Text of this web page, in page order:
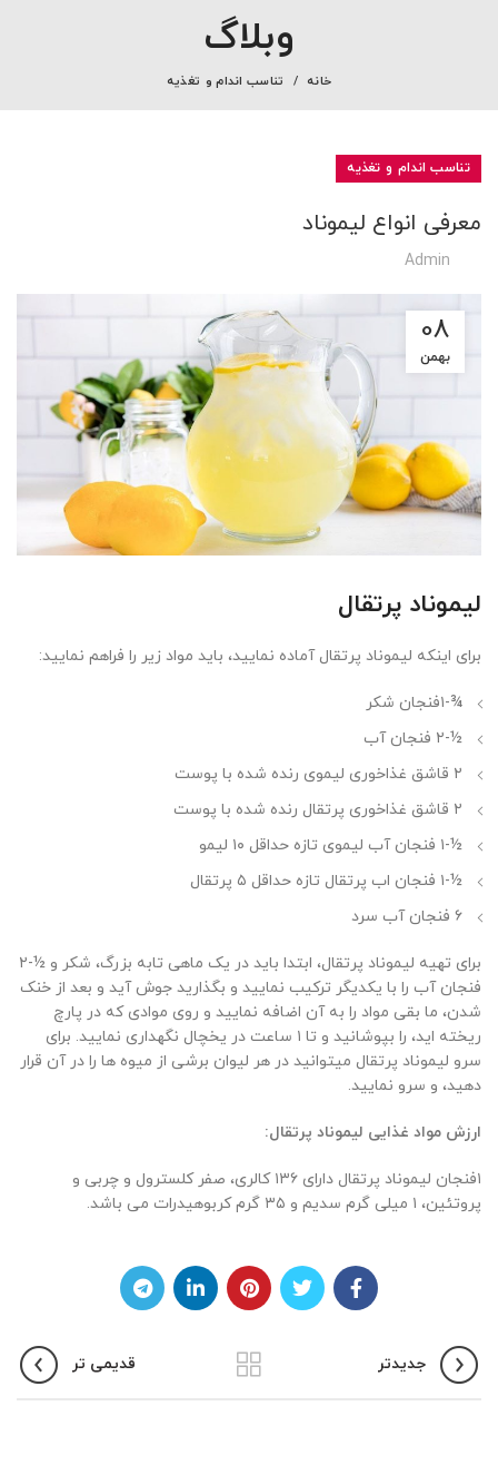
وبلاگ
خانه تناسب اندام و تغذیه
تناسب اندام و تغذیه
معرفی انواع لیموناد
Admin
08
بهمن
لیموناد پرتقال
برای اینکه لیموناد پرتقال آماده نمایید، باید مواد زیر را فراهم نمایید:
¾-۱فنجان شکر
½-۲ فنجان آب
۲ قاشق غذاخوری لیموی رنده شده با پوست
۲ قاشق غذاخوری پرتقال رنده شده با پوست
½-۱ فنجان آب لیموی تازه حداقل ۱۰ لیمو
½-۱ فنجان اب پرتقال تازه حداقل ۵ پرتقال
۶ فنجان آب سرد
برای تهیه لیموناد پرتقال، ابتدا باید در یک ماهی تابه بزرگ، شکر و ½-۲
فنجان آب را با یکدیگر ترکیب نمایید و بگذارید جوش آید و بعد از خنک
شدن، ما بقی مواد را به آن اضافه نمایید و روی موادی که در پارچ
ریخته اید، را بپوشانید و تا ۱ ساعت در یخچال نگهداری نمایید. برای
سرو لیموناد پرتقال میتوانید در هر لیوان برشی از میوه ها را در آن قرار
دهید، و سرو نمایید.
ارزش مواد غذایی لیموناد پرتقال:
۱فنجان لیموناد پرتقال دارای ۱۳۶ کالری، صفر کلسترول و چربی و
پروتئین، ۱ میلی گرم سدیم و ۳۵ گرم کربوهیدرات می باشد.
جدیدتر قدیمی تر